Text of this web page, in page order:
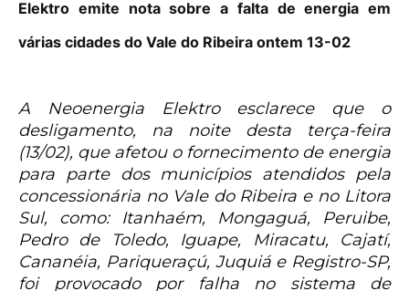
Elektro emite nota sobre a falta de energia em
várias cidades do Vale do Ribeira ontem 13-02
A Neoenergia Elektro esclarece que o
desligamento, na noite desta terça-feira
(13/02), que afetou o fornecimento de energia
para parte dos municípios atendidos pela
concessionária no Vale do Ribeira e no Litora
Sul, como: Itanhaém, Mongaguá, Peruibe,
Pedro de Toledo, Iguape, Miracatu, Cajatí,
Cananéia, Pariqueraçú, Juquiá e Registro-SP,
foi provocado por falha no sistema de